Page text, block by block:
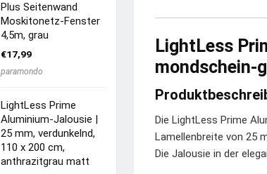
LightLess
mondschein-
Die LightLess Prime
Lamellenbreite von 25
Die Jalousie in der
Plus Seitenwand
Moskitonetz-Fenster
4,5m, grau
€17,99
paramondo
LightLess Prime
Aluminium-Jalousie |
25 mm, verdunkelnd,
110 x 200 cm,
anthrazitgrau matt